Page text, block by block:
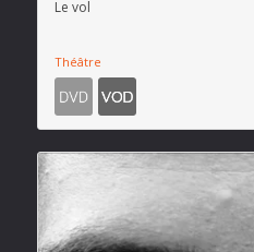
Le vol
Théâtre